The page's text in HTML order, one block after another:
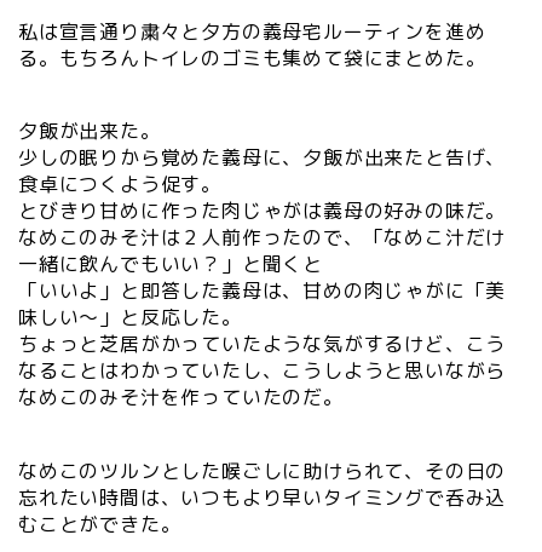
私は宣言通り粛々と夕方の義母宅ルーティンを進め
る。もちろんトイレのゴミも集めて袋にまとめた。
夕飯が出来た。
少しの眠りから覚めた義母に、夕飯が出来たと告げ、
食卓につくよう促す。
とびきり甘めに作った肉じゃがは義母の好みの味だ。
なめこのみそ汁は２人前作ったので、「なめこ汁だけ
一緒に飲んでもいい？」と聞くと
「いいよ」と即答した義母は、甘めの肉じゃがに「美
味しい〜」と反応した。
ちょっと芝居がかっていたような気がするけど、こう
なることはわかっていたし、こうしようと思いながら
なめこのみそ汁を作っていたのだ。
なめこのツルンとした喉ごしに助けられて、その日の
忘れたい時間は、いつもより早いタイミングで呑み込
むことができた。